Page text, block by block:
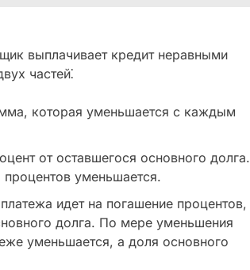
выплачивает кредит неравными
частей⁚
которая уменьшается с каждым
от оставшегося основного долга.
уменьшается.
идет на погашение процентов,
долга. По мере уменьшения
уменьшается, а доля основного